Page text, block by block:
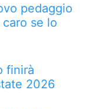
pedaggio
se lo
finirà
2026